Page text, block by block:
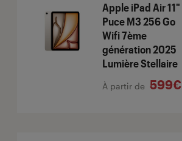
Apple iPad Air 11"
Puce M3 256 Go
Wifi 7ème
génération 2025
Lumière Stellaire
À partir de 599€